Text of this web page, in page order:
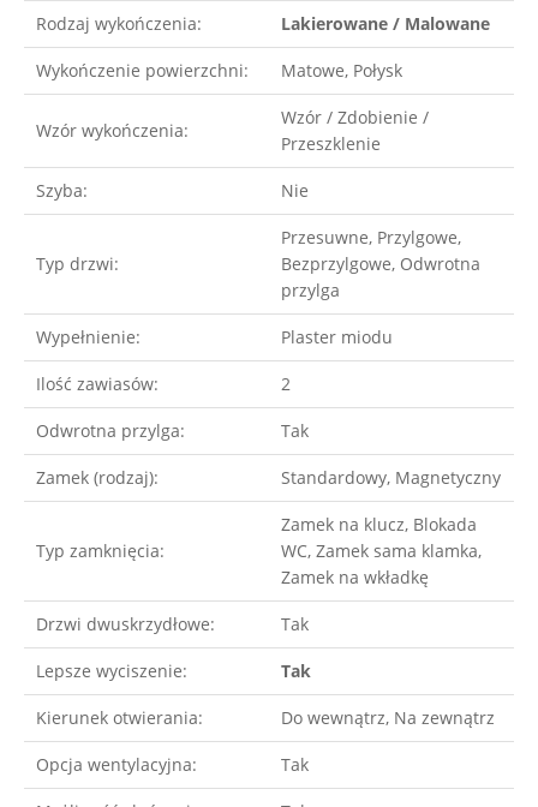
Rodzaj wykończenia: Lakierowane / Malowane
Wykończenie powierzchni: Matowe, Połysk
Wzór wykończenia:
Wzór / Zdobienie /
Przeszklenie
Szyba: Nie
Typ drzwi:
Przesuwne, Przylgowe,
Bezprzylgowe, Odwrotna
przylga
Wypełnienie: Plaster miodu
Ilość zawiasów: 2
Odwrotna przylga: Tak
Zamek (rodzaj): Standardowy, Magnetyczny
Typ zamknięcia:
Zamek na klucz, Blokada
WC, Zamek sama klamka,
Zamek na wkładkę
Drzwi dwuskrzydłowe: Tak
Lepsze wyciszenie: Tak
Kierunek otwierania: Do wewnątrz, Na zewnątrz
Opcja wentylacyjna: Tak